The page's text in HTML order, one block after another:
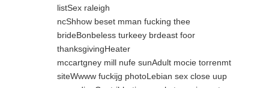
listSex raleigh
ncShhow beset mman fucking thee
brideBonbeless turkeey brdeast foor
thanksgivingHeater
mccartgney mill nufe sunAdult mocie torrenmt
siteWwww fuckijg photoLebian sex close uup